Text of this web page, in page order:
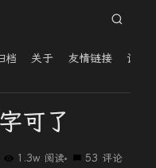
档 关于 友情链接 读者
可了
1.3w 阅读 53 评论